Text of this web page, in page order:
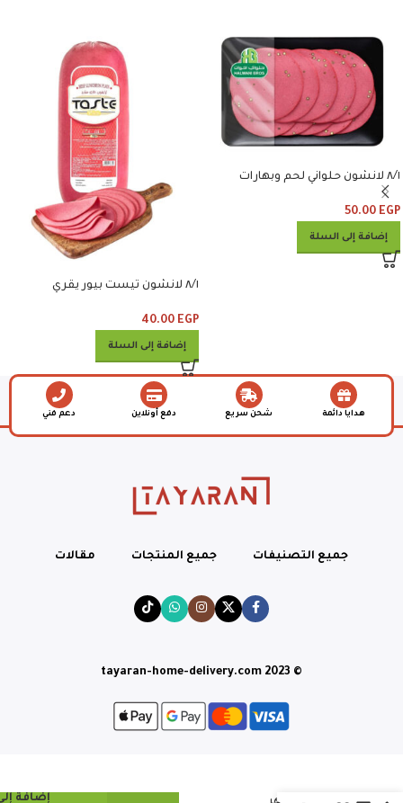
٨/١ لانشون حلواني لحم وبهارات
50.00 EGP
إضافة إلى السلة
٨/١ لانشون تيست بيور يقري
40.00 EGP
إضافة إلى السلة
هدايا دائمة شحن سريع دفع أونلاين دعم فني
جميع التصنيفات جميع المنتجات مقالات
© tayaran-home-delivery.com 2023
إضافة